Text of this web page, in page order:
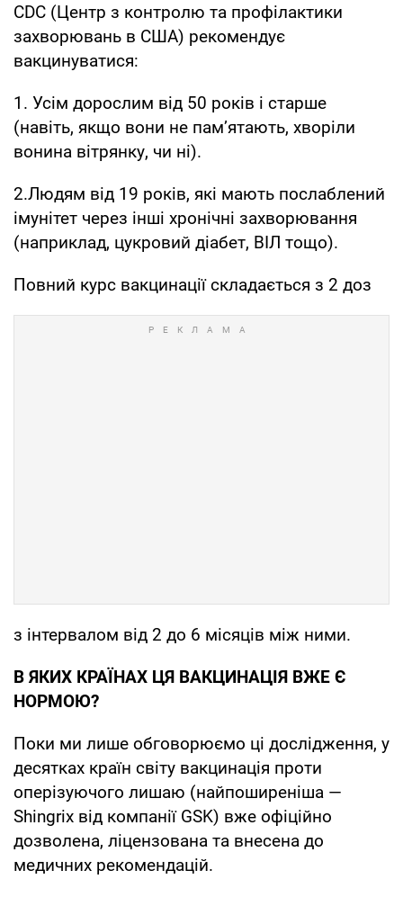
CDC (Центр з контролю та профілактики
захворювань в США) рекомендує
вакцинуватися:
1. Усім дорослим від 50 років і старше
(навіть, якщо вони не памʼятають, хворіли
вонина вітрянку, чи ні).
2.Людям від 19 років, які мають послаблений
імунітет через інші хронічні захворювання
(наприклад, цукровий діабет, ВІЛ тощо).
Повний курс вакцинації складається з 2 доз
з інтервалом від 2 до 6 місяців між ними.
В ЯКИХ КРАЇНАХ ЦЯ ВАКЦИНАЦІЯ ВЖЕ Є
НОРМОЮ?
Поки ми лише обговорюємо ці дослідження, у
десятках країн світу вакцинація проти
оперізуючого лишаю (найпоширеніша —
Shingrix від компанії GSK) вже офіційно
дозволена, ліцензована та внесена до
медичних рекомендацій.